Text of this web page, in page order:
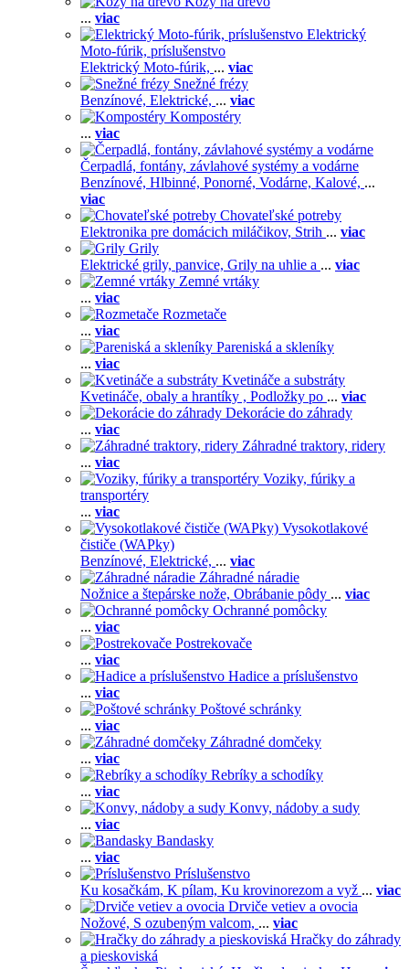
... viac
Elektrický
Moto-fúrik, príslušenstvo
Elektrický Moto-fúrik, ... viac
Snežné frézy
Benzínové, Elektrické, ... viac
Kompostéry
... viac
Čerpadlá, fontány, závlahové systémy a vodárne
Benzínové, Hlbinné, Ponorné, Vodárne, Kalové, ...
viac
Chovateľské potreby
Elektronika pre domácich miláčikov, Strih ... viac
Grily
Elektrické grily, panvice, Grily na uhlie a ... viac
Zemné vrtáky
... viac
Rozmetače
... viac
Pareniská a skleníky
... viac
Kvetináče a substráty
Kvetináče, obaly a hrantíky , Podložky po ... viac
Dekorácie do záhrady
... viac
Záhradné traktory, ridery
... viac
Voziky, fúriky a
transportéry
... viac
Vysokotlakové
čističe (WAPky)
Benzínové, Elektrické, ... viac
Záhradné náradie
Nožnice a štepárske nože, Obrábanie pôdy ... viac
Ochranné pomôcky
... viac
Postrekovače
... viac
Hadice a príslušenstvo
... viac
Poštové schránky
... viac
Záhradné domčeky
... viac
Rebríky a schodíky
... viac
Konvy, nádoby a sudy
... viac
Bandasky
... viac
Príslušenstvo
Ku kosačkám, K pílam, Ku krovinorezom a vyž ... viac
Drviče vetiev a ovocia
Nožové, S ozubeným valcom, ... viac
Hračky do záhrady
a pieskoviská